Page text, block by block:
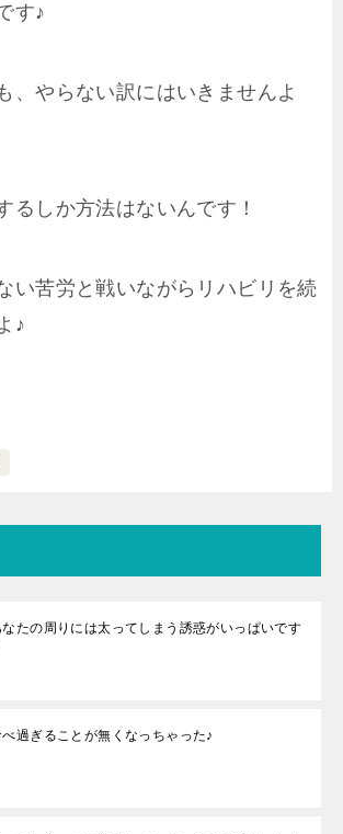
す♪
、やらない訳にはいきませんよ
るしか方法はないんです！
い苦労と戦いながらリハビリを続
♪
なたの周りには太ってしまう誘惑がいっぱいです
べ過ぎることが無くなっちゃった♪